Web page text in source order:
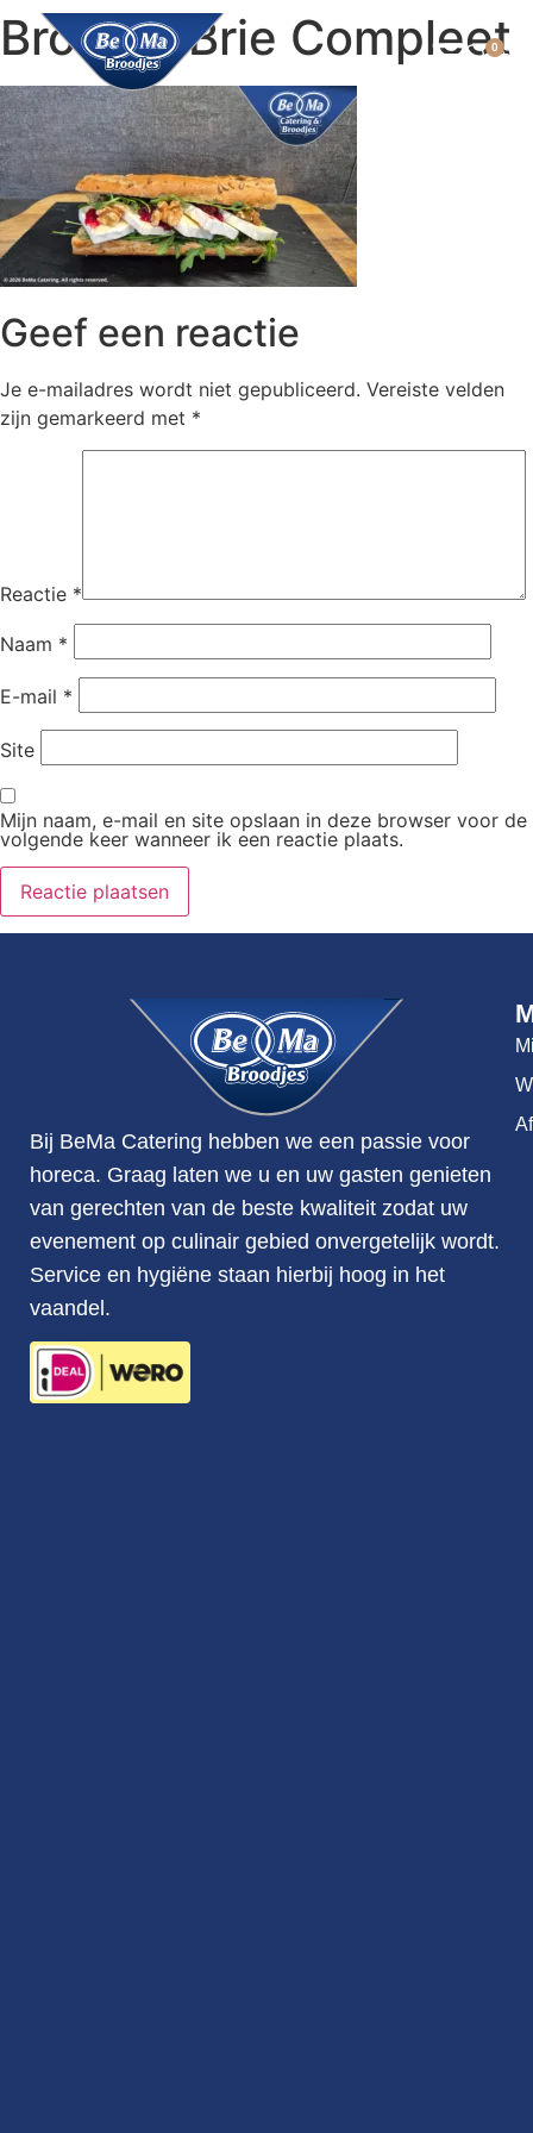
0
Broodje Brie Compleet
Geef een reactie
Je e-mailadres wordt niet gepubliceerd. Vereiste velden
zijn gemarkeerd met *
Reactie *
Naam *
E-mail *
Site
Mijn naam, e-mail en site opslaan in deze browser voor de
volgende keer wanneer ik een reactie plaats.
Bij BeMa Catering hebben we een passie voor
horeca. Graag laten we u en uw gasten genieten
van gerechten van de beste kwaliteit zodat uw
evenement op culinair gebied onvergetelijk wordt.
Service en hygiëne staan hierbij hoog in het
vaandel.